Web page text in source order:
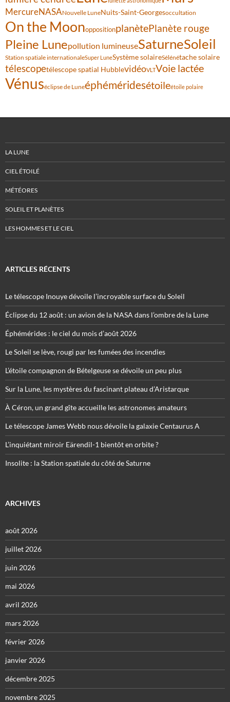
MercureNASANouvelle LuneNuits-Saint-Georgesoccultation
On the MoonoppositionplanètePlanète rouge
Pleine Lunepollution lumineuseSaturneSoleil
Station spatiale internationaleSuper LuneSystème solaireSélénétache solaire
télescopetélescope spatial HubblevidéoVLTVoie lactée
Vénuséclipse de Luneéphéméridesétoileétoile polaire
LA LUNE
CIEL ÉTOILÉ
MÉTÉORES
SOLEIL ET PLANÈTES
LES HOMMES ET LE CIEL
ARTICLES RÉCENTS
Le télescope Inouye dévoile l’incroyable surface du Soleil
Éclipse du 12 août : un avion de la NASA dans l’ombre de la Lune
Éphémérides : le ciel du mois d’août 2026
Le Soleil se lève, rougi par les fumées des incendies
L’étoile compagnon de Bételgeuse se dévoile un peu plus
Sur la Lune, les mystères du fascinant plateau d’Aristarque
À Céron, un grand gîte accueille les astronomes amateurs
Le télescope James Webb nous dévoile la galaxie Centaurus A
L’inquiétant miroir Eärendil-1 bientôt en orbite ?
Insolite : la Station spatiale du côté de Saturne
ARCHIVES
août 2026
juillet 2026
juin 2026
mai 2026
avril 2026
mars 2026
février 2026
janvier 2026
décembre 2025
novembre 2025